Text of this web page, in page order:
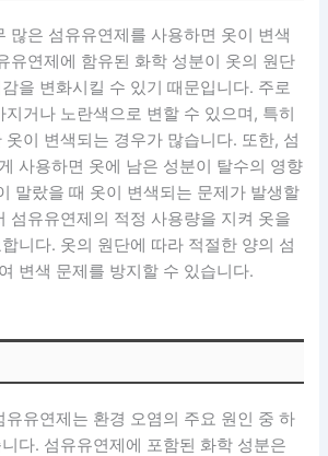
많은 섬유유연제를 사용하면 옷이 변색
유연제에 함유된 화학 성분이 옷의 원단
을 변화시킬 수 있기 때문입니다. 주로
거나 노란색으로 변할 수 있으며, 특히
이 변색되는 경우가 많습니다. 또한, 섬
사용하면 옷에 남은 성분이 탈수의 영향
말랐을 때 옷이 변색되는 문제가 발생할
섬유유연제의 적정 사용량을 지켜 옷을
니다. 옷의 원단에 따라 적절한 양의 섬
변색 문제를 방지할 수 있습니다.
유유연제는 환경 오염의 주요 원인 중 하
다. 섬유유연제에 포함된 화학 성분은